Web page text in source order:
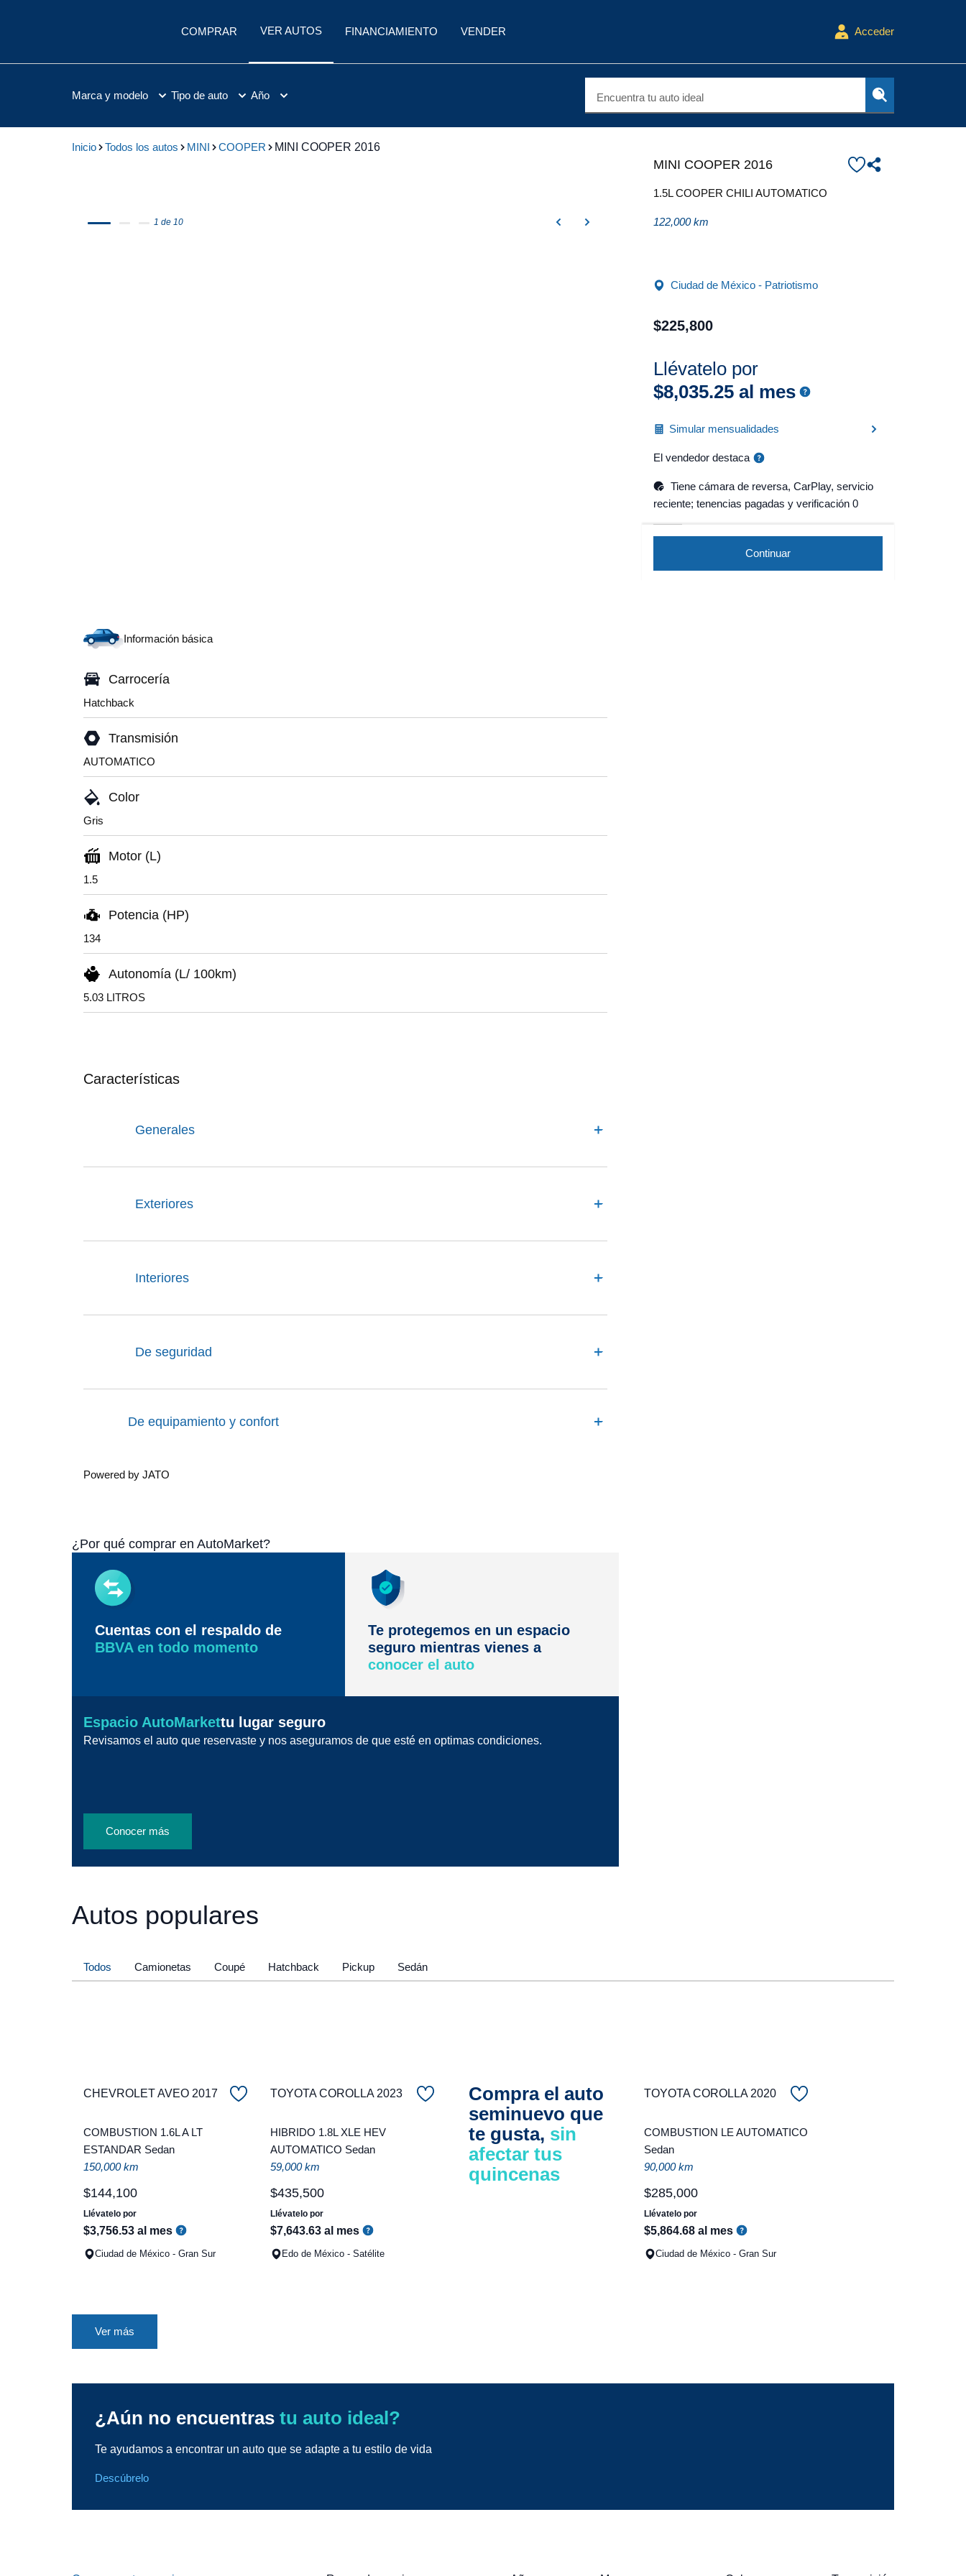
COMPRAR VER AUTOS FINANCIAMIENTO VENDER Acceder
Marca y modelo Tipo de auto Año Encuentra tu auto ideal
Inicio Todos los autos MINI COOPER MINI COOPER 2016
1 de 10
MINI COOPER 2016
1.5L COOPER CHILI AUTOMATICO
122,000 km
Ciudad de México - Patriotismo
$225,800
Llévatelo por
$8,035.25al mes
Simular mensualidades
El vendedor destaca
Tiene cámara de reversa, CarPlay, servicio
reciente; tenencias pagadas y verificación 0
Continuar
Información básica
Carrocería
Hatchback
Transmisión
AUTOMATICO
Color
Gris
Motor (L)
1.5
Potencia (HP)
134
Autonomía (L/ 100km)
5.03 LITROS
Características
Generales
Exteriores
Interiores
De seguridad
De equipamiento y confort
Powered by JATO
¿Por qué comprar en AutoMarket?
Cuentas con el respaldo de
BBVA en todo momento
Te protegemos en un espacio
seguro mientras vienes a
conocer el auto
Espacio AutoMarkettu lugar seguro
Revisamos el auto que reservaste y nos aseguramos de que esté en optimas condiciones.
Conocer más
Autos populares
Todos Camionetas Coupé Hatchback Pickup Sedán
CHEVROLET AVEO 2017
COMBUSTION 1.6L A LT
ESTANDAR Sedan
150,000 km
$144,100
Llévatelo por
$3,756.53 al mes
Ciudad de México - Gran Sur
TOYOTA COROLLA 2023
HIBRIDO 1.8L XLE HEV
AUTOMATICO Sedan
59,000 km
$435,500
Llévatelo por
$7,643.63 al mes
Edo de México - Satélite
Compra el auto
seminuevo que
te gusta, sin
afectar tus
quincenas
TOYOTA COROLLA 2020
COMBUSTION LE AUTOMATICO
Sedan
90,000 km
$285,000
Llévatelo por
$5,864.68 al mes
Ciudad de México - Gran Sur
Ver más
¿Aún no encuentras tu auto ideal?
Te ayudamos a encontrar un auto que se adapte a tu estilo de vida
Descúbrelo